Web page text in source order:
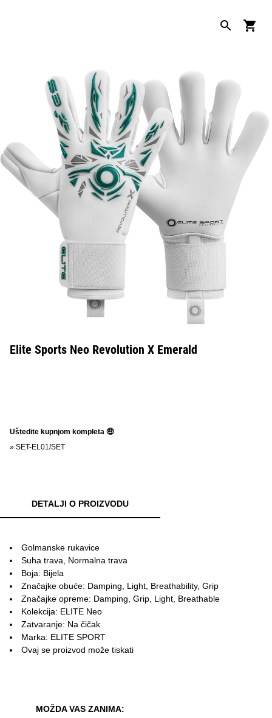
Elite Sports Neo Revolution X Emerald
Uštedite kupnjom kompleta 🤑
» SET-EL01/SET
DETALJI O PROIZVODU
Golmanske rukavice
Suha trava, Normalna trava
Boja: Bijela
Značajke obuće: Damping, Light, Breathability, Grip
Značajke opreme: Damping, Grip, Light, Breathable
Kolekcija: ELITE Neo
Zatvaranje: Na čičak
Marka: ELITE SPORT
Ovaj se proizvod može tiskati
MOŽDA VAS ZANIMA: